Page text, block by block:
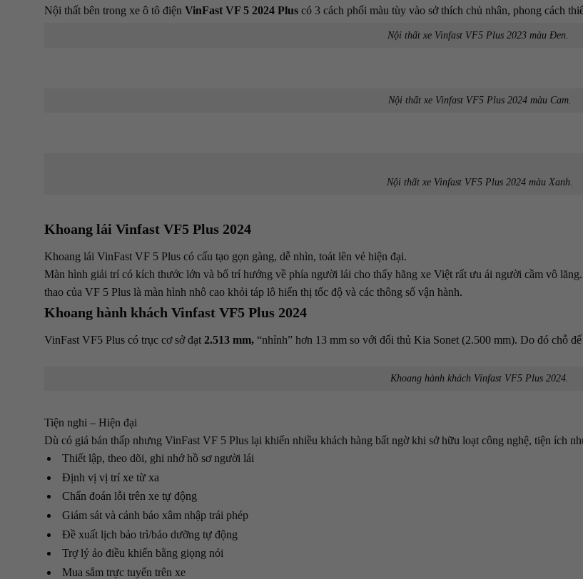
Nội thất bên trong xe ô tô điện VinFast VF 5 2024 Plus có 3 cách phối màu tùy vào sở thích chủ nhân, phong cách
Nội thất xe Vinfast VF5 Plus 2023 màu Đen.
Nội thất xe Vinfast VF5 Plus 2024 màu Cam.
Nội thất xe Vinfast VF5 Plus 2024 màu Xanh.
Khoang lái Vinfast VF5 Plus 2024
Khoang lái VinFast VF 5 Plus có cấu tạo gọn gàng, dễ nhìn, toát lên vẻ hiện đại.
Màn hình giải trí có kích thước lớn và bố trí hướng về phía người lái cho thấy hãng xe Việt rất ưu ái người cầm vô
thao của VF 5 Plus là màn hình nhô cao khỏi táp lô hiển thị tốc độ và các thông số vận hành.
Khoang hành khách Vinfast VF5 Plus 2024
VinFast VF5 Plus có trục cơ sở đạt 2.513 mm, “nhỉnh” hơn 13 mm so với đối thủ Kia Sonet (2.500 mm). Do đó chỗ
Khoang hành khách Vinfast VF5 Plus 2024.
Tiện nghi – Hiện đại
Dù có giá bán thấp nhưng VinFast VF 5 Plus lại khiến nhiều khách hàng bất ngờ khi sở hữu loạt công nghệ, tiện ích
Thiết lập, theo dõi, ghi nhớ hồ sơ người lái
Định vị vị trí xe từ xa
Chẩn đoán lỗi trên xe tự động
Giám sát và cảnh báo xâm nhập trái phép
Đề xuất lịch bảo trì/bảo dưỡng tự động
Trợ lý ảo điều khiển bằng giọng nói
Mua sắm trực tuyến trên xe